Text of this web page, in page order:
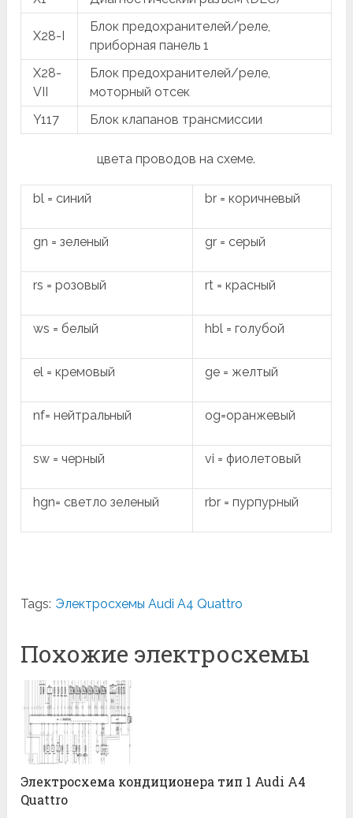
X28-I
Блок предохранителей/реле,
приборная панель 1
X28-
VII
Блок предохранителей/реле,
моторный отсек
Y117
Блок клапанов трансмиссии
цвета проводов на схеме.
bl = синий br = коричневый
gn = зеленый gr = серый
rs = розовый rt = красный
ws = белый hbl = голубой
el = кремовый ge = желтый
nf= нейтральный og=оранжевый
sw = черный vi = фиолетовый
hgn= светло зеленый rbr = пурпурный
Tags: Электросхемы Audi A4 Quattro
Похожие электросхемы
Электросхема кондиционера тип 1 Audi А4
Quattro